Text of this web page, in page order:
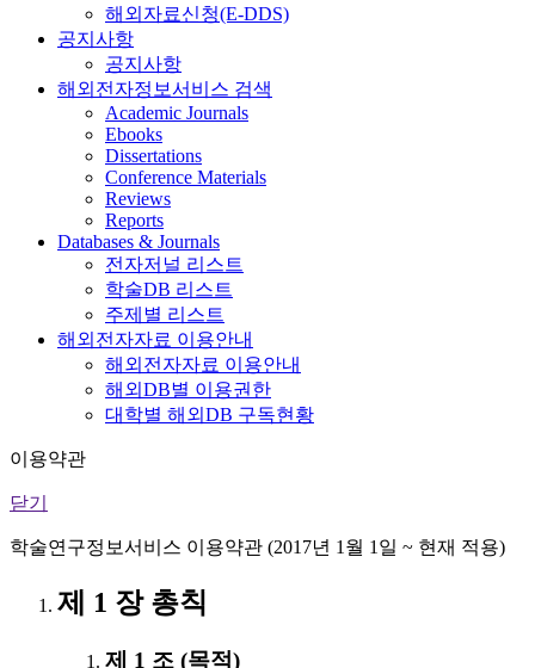
해외자료신청(E-DDS)
공지사항
공지사항
해외전자정보서비스 검색
Academic Journals
Ebooks
Dissertations
Conference Materials
Reviews
Reports
Databases & Journals
전자저널 리스트
학술DB 리스트
주제별 리스트
해외전자자료 이용안내
해외전자자료 이용안내
해외DB별 이용권한
대학별 해외DB 구독현황
이용약관
닫기
학술연구정보서비스 이용약관 (2017년 1월 1일 ~ 현재 적용)
제 1 장 총칙
제 1 조 (목적)